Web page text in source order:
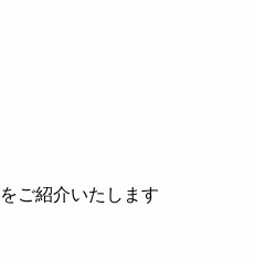
ご紹介いたします